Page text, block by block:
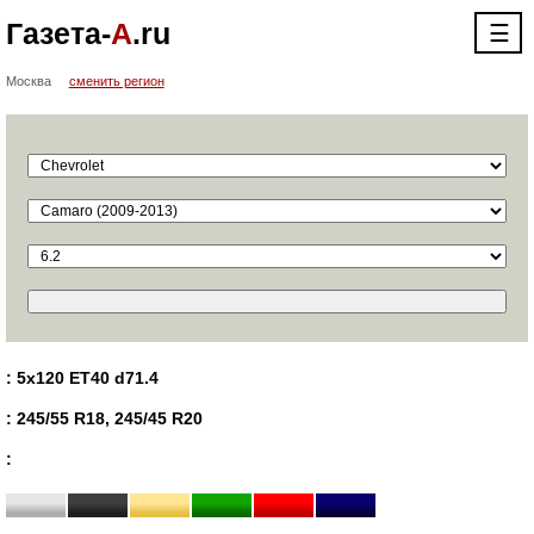
Газета-А.ru ☰
Москва сменить регион
: 5x120 ET40 d71.4
: 245/55 R18, 245/45 R20
: